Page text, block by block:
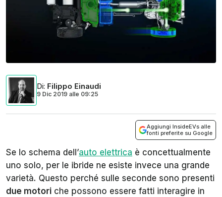
Di: Filippo Einaudi
9 Dic 2019 alle 09:25
Aggiungi InsideEVs alle
fonti preferite su Google
Se lo schema dell’auto elettrica è concettualmente
uno solo, per le ibride ne esiste invece una grande
varietà. Questo perché sulle seconde sono presenti
due motori che possono essere fatti interagire in